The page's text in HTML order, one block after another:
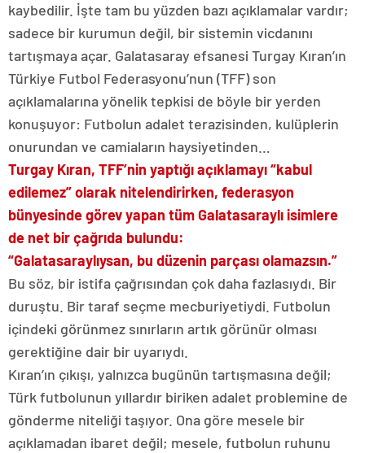
kaybedilir. İşte tam bu yüzden bazı açıklamalar vardır;
sadece bir kurumun değil, bir sistemin vicdanını
tartışmaya açar. Galatasaray efsanesi Turgay Kıran’ın
Türkiye Futbol Federasyonu’nun (TFF) son
açıklamalarına yönelik tepkisi de böyle bir yerden
konuşuyor: Futbolun adalet terazisinden, kulüplerin
onurundan ve camiaların haysiyetinden…
Turgay Kıran, TFF’nin yaptığı açıklamayı “kabul
edilemez” olarak nitelendirirken, federasyon
bünyesinde görev yapan tüm Galatasaraylı isimlere
de net bir çağrıda bulundu:
“Galatasaraylıysan, bu düzenin parçası olamazsın.”
Bu söz, bir istifa çağrısından çok daha fazlasıydı. Bir
duruştu. Bir taraf seçme mecburiyetiydi. Futbolun
içindeki görünmez sınırların artık görünür olması
gerektiğine dair bir uyarıydı.
Kıran’ın çıkışı, yalnızca bugünün tartışmasına değil;
Türk futbolunun yıllardır biriken adalet problemine de
gönderme niteliği taşıyor. Ona göre mesele bir
açıklamadan ibaret değil; mesele, futbolun ruhunu